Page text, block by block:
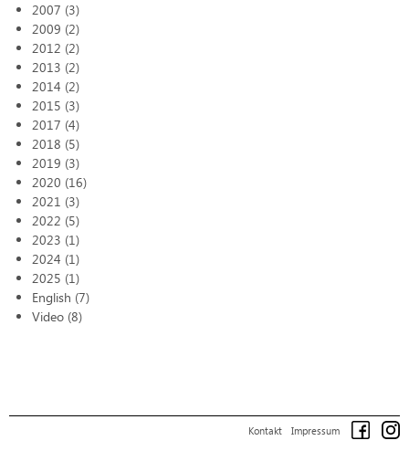
2007 (3)
2009 (2)
2012 (2)
2013 (2)
2014 (2)
2015 (3)
2017 (4)
2018 (5)
2019 (3)
2020 (16)
2021 (3)
2022 (5)
2023 (1)
2024 (1)
2025 (1)
English (7)
Video (8)
Kontakt Impressum